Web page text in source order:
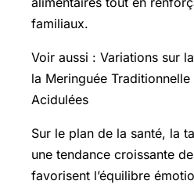
familiaux.
Voir aussi : Variations sur
la Meringuée
Acidulées
Sur le plan de la santé, la
une tendance croissante
favorisent l’équilibre